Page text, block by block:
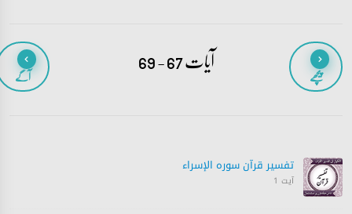
پیچھے آیات 67 - 69 آگے
تفسیر قرآن سورہ ‎الإسراء
آیت 1